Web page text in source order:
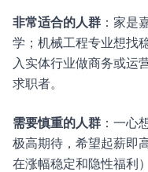
非常适合的人群 ：家是
学；机械工程专业想找
入实体行业做商务或运
求职者。
需要慎重的人群 ：一心
极高期待，希望起薪即
在涨幅稳定和隐性福利